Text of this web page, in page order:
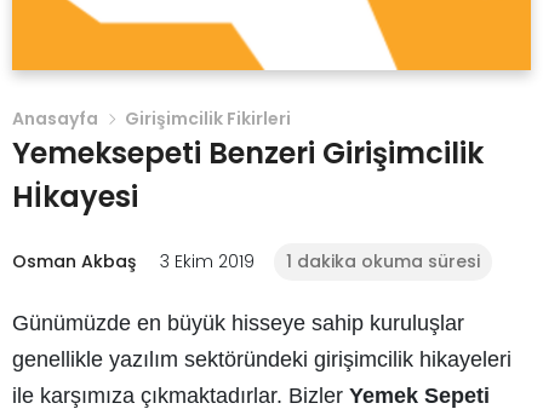
Anasayfa Girişimcilik Fikirleri
Yemeksepeti Benzeri Girişimcilik
Hİkayesi
Osman Akbaş 3 Ekim 2019 1 dakika okuma süresi
Günümüzde en büyük hisseye sahip kuruluşlar
genellikle yazılım sektöründeki girişimcilik hikayeleri
ile karşımıza çıkmaktadırlar. Bizler Yemek Sepeti